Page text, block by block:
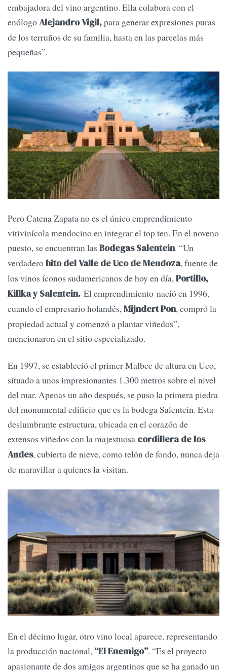
embajadora del vino argentino. Ella colabora con el
enólogoAlejandro Vigil,para generar expresiones puras
de los terruños de su familia, hasta en las parcelas más
pequeñas”.
Pero Catena Zapata no es el único emprendimiento
vitivinícola mendocino en integrar el top ten. En el noveno
puesto, se encuentran las Bodegas Salentein. “Un
verdaderohito del Valle de Uco de Mendoza, fuente de
los vinos íconos sudamericanos de hoy en día,Portillo,
Killka y Salentein. El emprendimiento nació en 1996,
cuando el empresario holandés,Mijndert Pon, compró la
propiedad actual y comenzó a plantar viñedos”,
mencionaron en el sitio especializado.
En 1997, se estableció el primer Malbec de altura en Uco,
situado a unos impresionantes 1.300 metros sobre el nivel
del mar. Apenas un año después, se puso la primera piedra
del monumental edificio que es la bodega Salentein. Esta
deslumbrante estructura, ubicada en el corazón de
extensos viñedos con la majestuosa cordillera de los
Andes, cubierta de nieve, como telón de fondo, nunca deja
de maravillar a quienes la visitan.
En el décimo lugar, otro vino local aparece, representando
la producción nacional, “El Enemigo”. “Es el proyecto
apasionante de dos amigos argentinos que se ha ganado un